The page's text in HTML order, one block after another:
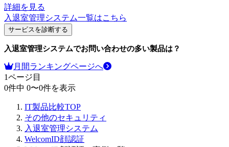
詳細を見る
入退室管理システム一覧はこちら
サービスを診断する
入退室管理システムでお問い合わせの多い製品は？
月間ランキングページへ
1ページ目
0件中 0〜0件を表示
IT製品比較TOP
その他のセキュリティ
入退室管理システム
WelcomID顔認証